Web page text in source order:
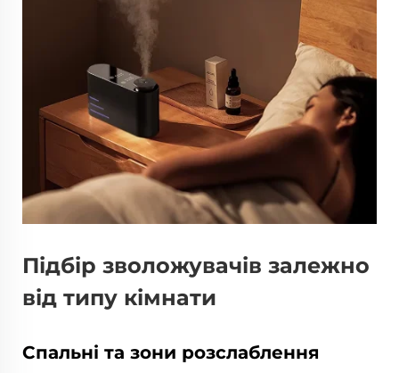
Підбір зволожувачів залежно
від типу кімнати
Спальні та зони розслаблення